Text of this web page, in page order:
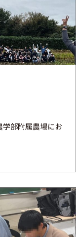
部附属農場にお